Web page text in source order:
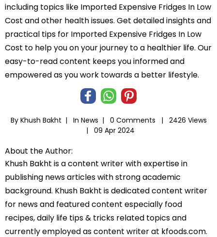
including topics like Imported Expensive Fridges In Low
Cost and other health issues. Get detailed insights and
practical tips for Imported Expensive Fridges In Low
Cost to help you on your journey to a healthier life. Our
easy-to-read content keeps you informed and
empowered as you work towards a better lifestyle.
By Khush Bakht | In News | 0 Comments |
2426 Views
|
09 Apr 2024
About the Author:
Khush Bakht is a content writer with expertise in
publishing news articles with strong academic
background. Khush Bakht is dedicated content writer
for news and featured content especially food
recipes, daily life tips & tricks related topics and
currently employed as content writer at kfoods.com.